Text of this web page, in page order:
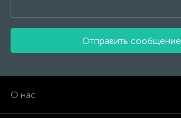
Отправить сообщение
О нас